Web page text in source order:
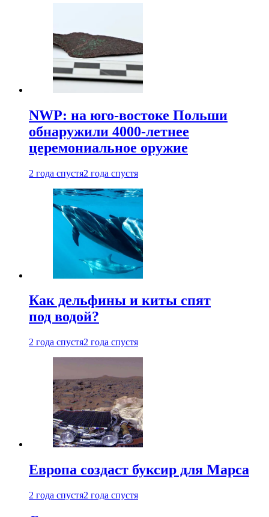
NWP: на юго-востоке Польши
обнаружили 4000-летнее
церемониальное оружие
2 года спустя2 года спустя
Как дельфины и киты спят
под водой?
2 года спустя2 года спустя
Европа создаст буксир для Марса
2 года спустя2 года спустя